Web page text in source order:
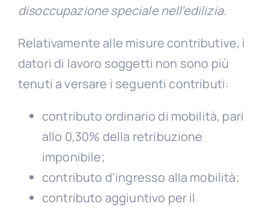
disoccupazione speciale nell’edilizia.
Relativamente alle misure contributive, i
datori di lavoro soggetti non sono più
tenuti a versare i seguenti contributi:
contributo ordinario di mobilità, pari
allo 0,30% della retribuzione
imponibile;
contributo d’ingresso alla mobilità;
contributo aggiuntivo per il